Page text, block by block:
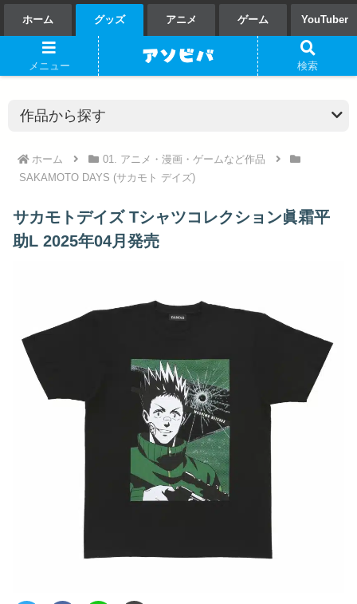
ホーム グッズ アニメ ゲーム YouTuber
ホーム
01. アニメ・漫画・ゲームなど作品
SAKAMOTO DAYS (サカモト デイズ)
サカモトデイズ Tシャツコレクション眞霜平
助L 2025年04月発売
メニュー 検索